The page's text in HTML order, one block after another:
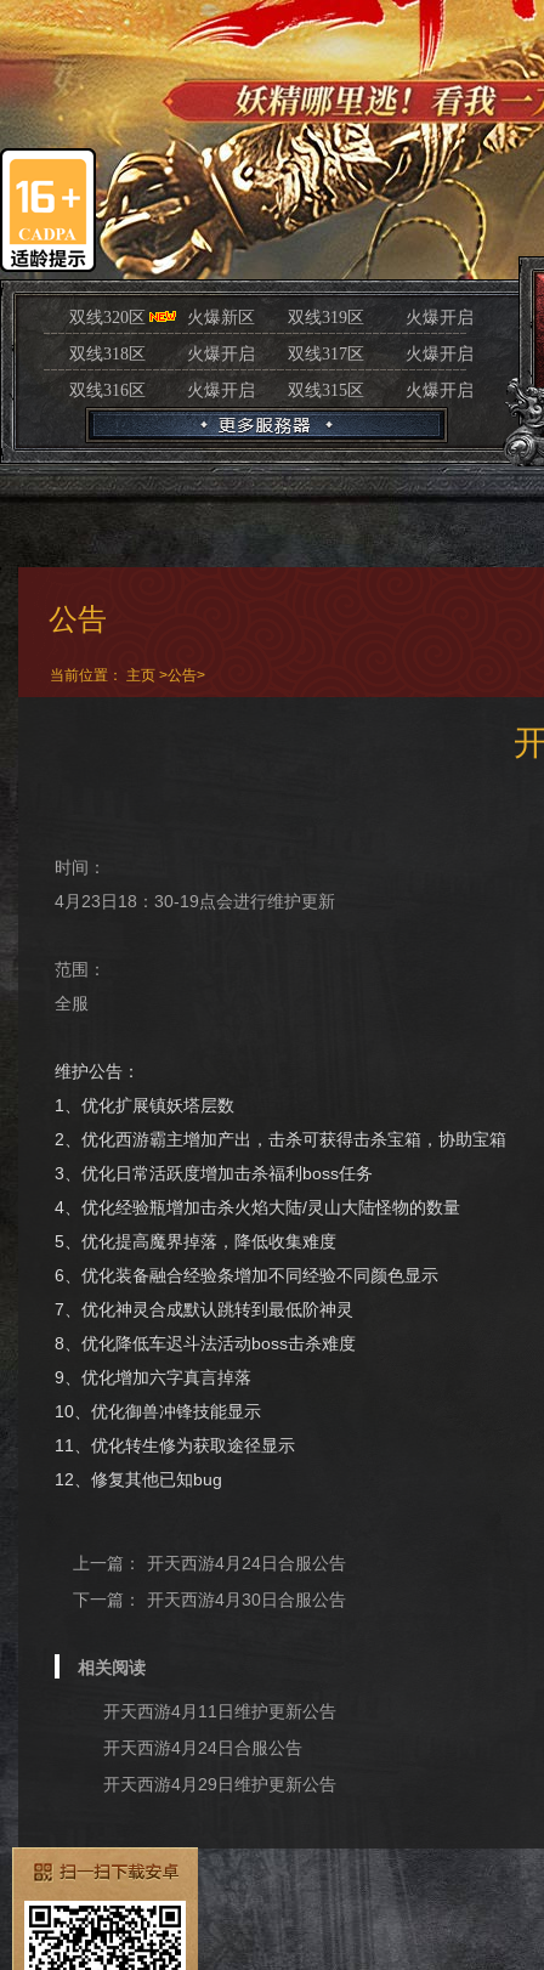
双线320区 火爆新区 双线319区
火爆开启
双线318区
火爆开启 双线317区
火爆开启
双线316区
火爆开启 双线315区 火爆开启
公告
当前位置： 主页 >公告>
时间：
4月23日18：30-19点会进行维护更新
范围：
全服
维护公告：
1、优化扩展镇妖塔层数
2、优化西游霸主增加产出，击杀可获得击杀宝箱，协助宝箱
3、优化日常活跃度增加击杀福利boss任务
4、优化经验瓶增加击杀火焰大陆/灵山大陆怪物的数量
5、优化提高魔界掉落，降低收集难度
6、优化装备融合经验条增加不同经验不同颜色显示
7、优化神灵合成默认跳转到最低阶神灵
8、优化降低车迟斗法活动boss击杀难度
9、优化增加六字真言掉落
10、优化御兽冲锋技能显示
11、优化转生修为获取途径显示
12、修复其他已知bug
上一篇：
开天西游4月24日合服公告
下一篇：
开天西游4月30日合服公告
相关阅读
开天西游4月11日维护更新公告
开天西游4月24日合服公告
开天西游4月29日维护更新公告